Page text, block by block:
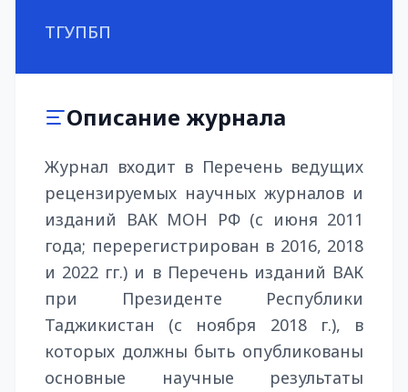
ТГУПБП
Описание журнала
Журнал входит в Перечень ведущих
рецензируемых научных журналов и
изданий ВАК МОН РФ (с июня 2011
года; перерегистрирован в 2016, 2018
и 2022 гг.) и в Перечень изданий ВАК
при Президенте Республики
Таджикистан (с ноября 2018 г.), в
которых должны быть опубликованы
основные научные результаты